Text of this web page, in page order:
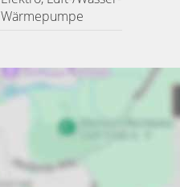
Wärmepumpe